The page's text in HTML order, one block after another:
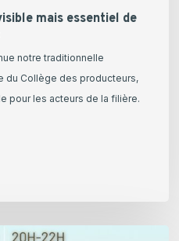
mais essentiel de
notre traditionnelle
du Collège des producteurs,
pour les acteurs de la filière.